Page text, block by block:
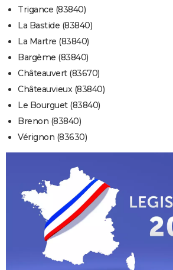
Trigance (83840)
La Bastide (83840)
La Martre (83840)
Bargème (83840)
Châteauvert (83670)
Châteauvieux (83840)
Le Bourguet (83840)
Brenon (83840)
Vérignon (83630)